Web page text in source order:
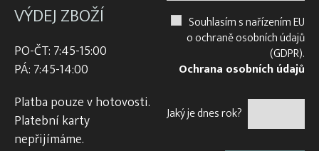
VÝDEJ ZBOŽÍ
PO-ČT: 7:45-15:00
PÁ: 7:45-14:00
Platba pouze v hotovosti.
Platební karty
nepřijímáme.
Souhlasím s nařízením EU
o ochraně osobních údajů
(GDPR).
Ochrana osobních údajů
Jaký je dnes rok?